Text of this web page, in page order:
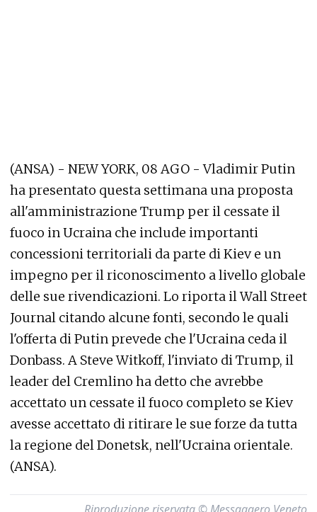
(ANSA) - NEW YORK, 08 AGO - Vladimir Putin
ha presentato questa settimana una proposta
all'amministrazione Trump per il cessate il
fuoco in Ucraina che include importanti
concessioni territoriali da parte di Kiev e un
impegno per il riconoscimento a livello globale
delle sue rivendicazioni. Lo riporta il Wall Street
Journal citando alcune fonti, secondo le quali
l'offerta di Putin prevede che l'Ucraina ceda il
Donbass. A Steve Witkoff, l'inviato di Trump, il
leader del Cremlino ha detto che avrebbe
accettato un cessate il fuoco completo se Kiev
avesse accettato di ritirare le sue forze da tutta
la regione del Donetsk, nell'Ucraina orientale.
(ANSA).